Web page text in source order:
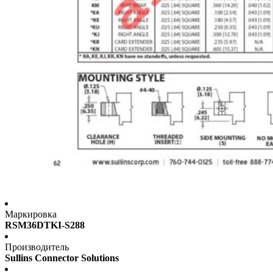
Маркировка
RSM36DTKI-S288
Производитель
Sullins Connector Solutions